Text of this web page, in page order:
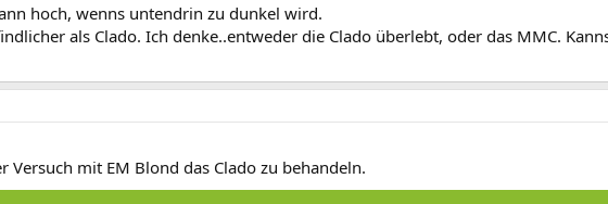
hoch, wenns untendrin zu dunkel wird.
als Clado. Ich denke..entweder die Clado überlebt, oder das MMC.
Versuch mit EM Blond das Clado zu behandeln.